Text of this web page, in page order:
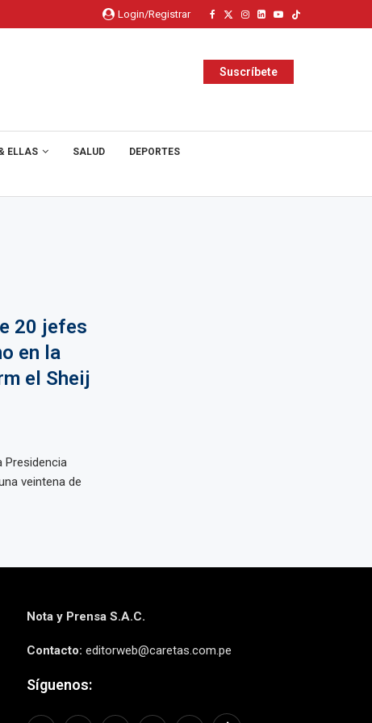
Login/Registrar
Suscríbete
ELLAS SALUD DEPORTES
20 jefes
en la
el Sheij
Presidencia
veintena de
Nota y Prensa S.A.C.
Contacto: editorweb@caretas.com.pe
Síguenos: